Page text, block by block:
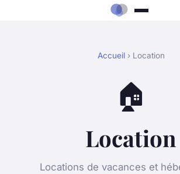
Accueil› Location
🏠
Location
Locations de vacances et